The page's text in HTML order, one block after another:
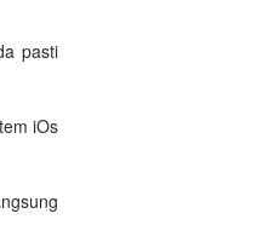
pasti
iOs